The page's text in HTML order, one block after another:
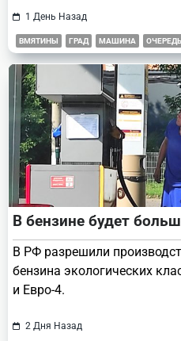
1 День Назад
ВМЯТИНЫ ГРАД МАШИНА ОЧЕРЕДЬ
В бензине будет
В РФ разрешили
бензина экологических
и Евро-4.
2 Дня Назад